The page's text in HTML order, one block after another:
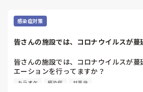
どちらかというとカラオケより
電車とかのほうがリスク高いのでは…
感染症対策
皆さんの施設では、コロナウイルスが蔓
皆さんの施設では、コロナウイルスが蔓
エーションを行ってますか？
私の施設はコロナ禍において、母体の病
カラオケ 感染症 サ高住